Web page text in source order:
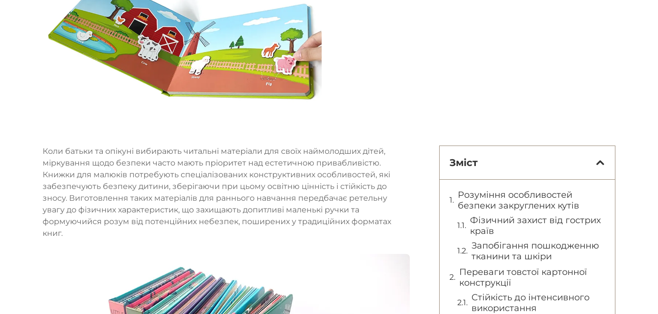
Коли батьки та опікуні вибирають читальні матеріали для своїх наймолодших дітей,
міркування щодо безпеки часто мають пріоритет над естетичною привабливістю.
Книжки для малюків потребують спеціалізованих конструктивних особливостей, які
забезпечують безпеку дитини, зберігаючи при цьому освітню цінність і стійкість до
зносу. Виготовлення таких матеріалів для раннього навчання передбачає ретельну
увагу до фізичних характеристик, що захищають допитливі маленькі ручки та
формуючийся розум від потенційних небезпек, поширених у традиційних форматах
книг.
Зміст
Розуміння особливостей
безпеки закруглених кутів
Фізичний захист від гострих
країв
Запобігання пошкодженню
тканини та шкіри
Переваги товстої картонної
конструкції
Стійкість до інтенсивного
використання